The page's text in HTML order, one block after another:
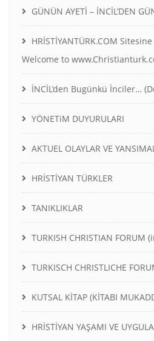
GÜNÜN AYETİ – İNCİL’DEN
HRİSTİYANTÜRK.COM
Welcome to
İNCİL’den Bugünkü İnciler…
YÖNETiM DUYURULARI
AKTUEL OLAYLAR VE
HRİSTİYAN TÜRKLER
TANIKLIKLAR
TURKISH CHRISTIAN FORUM
TURKISCH CHRISTLICHE
KUTSAL KİTAP (KİTABI
HRİSTİYAN YAŞAMI VE